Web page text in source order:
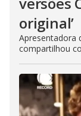
original’
Apresentadora
compartilhou